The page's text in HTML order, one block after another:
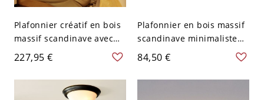
Plafonnier créatif en bois
massif scandinave avec
abat-jours givrés - 110 V-
120 V 2
227,95 €
Plafonnier en bois massif
scandinave minimaliste
avec globes en verre
plissé - Bois 110 V-120 V 2
84,50 €